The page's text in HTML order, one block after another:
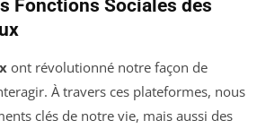
Fonctions Sociales des
ont révolutionné notre façon de
À travers ces plateformes, nous
clés de notre vie, mais aussi des